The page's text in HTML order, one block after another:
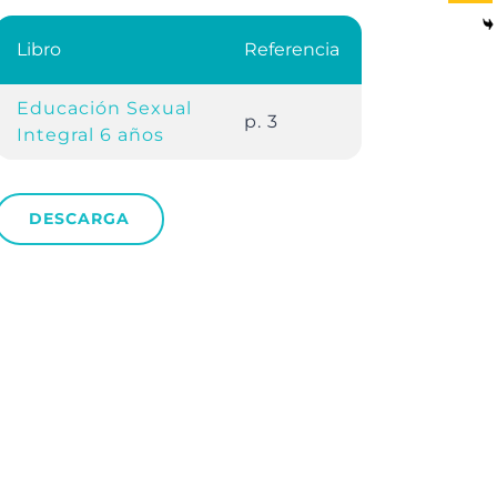
Libro Referencia
Educación Sexual
Integral 6 años
p. 3
DESCARGA